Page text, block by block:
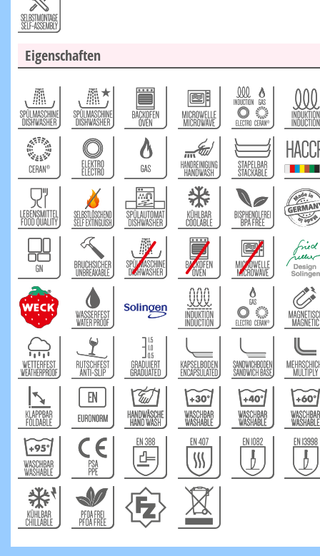
Eigenschaften